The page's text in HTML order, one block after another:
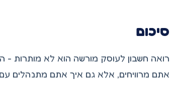
סיכום
רואה חשבון לעוסק מורשה הוא לא מותרות -
אתם מרוויחים, אלא גם איך אתם מתנהלים